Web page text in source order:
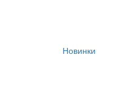
Новинки